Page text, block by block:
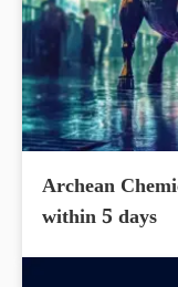
Archean
within 5 days